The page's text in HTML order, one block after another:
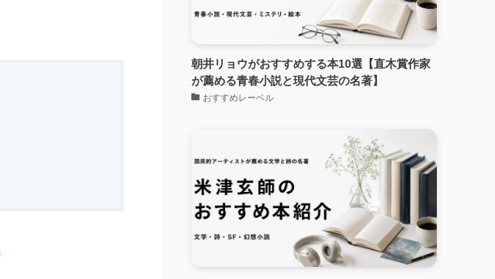
朝井リョウがおすすめする本10選【直木賞作家
が薦める青春小説と現代文芸の名著】
おすすめレーベル